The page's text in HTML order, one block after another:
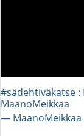
#sädehtiväkatse :
MaanoMeikkaa
― MaanoMeikkaa